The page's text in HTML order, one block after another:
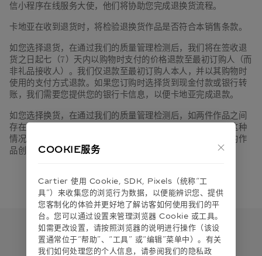
信小程序在线服务大使，他们将协助您完成退换货流程。
卡地亚在收到退货时，将检验退换货作品是否符合本销售条款。
如您选择退货，在通过我们的质量管理检测后，我们将在签收退
货之日起七（7）天内以购物时支付的价格退款至最初订购人（而
非礼品接收人）。我们仅退款至最初订购人本人，并以其购物时
使用的支付方式退款。如果您订购时选择货到现金付款或银行转
账，我们需要您提供您的银行卡信息，以便卡地亚完成退款。
如您选择换货，在通过我们的质量管理检测后，如两件作品之间
存在差价，卡地亚会向您退回差额，或要求您支付差额。在这种
情况下，我们会将退回的作品的销售订单取消，并为拟交换的作
品创建新的订单。
订阅最新资讯
COOKIE服务
Cartier 使⽤ Cookie, SDK, Pixels（统称“⼯
具”）来收集您的浏览⾏为数据，以便能辨识您、提供
您客制化的体验并更好地了解访客如何使⽤我们的平
台。您可以通过设置来管理浏览器 Cookie 或⼯具。
如需更改设置，请按照浏览器的说明进⾏操作（该设
置通常位于“帮助”、“⼯具” 或“编辑”菜单中）。有关
我们如何处理您的个⼈信息，请参阅我们的隐私政